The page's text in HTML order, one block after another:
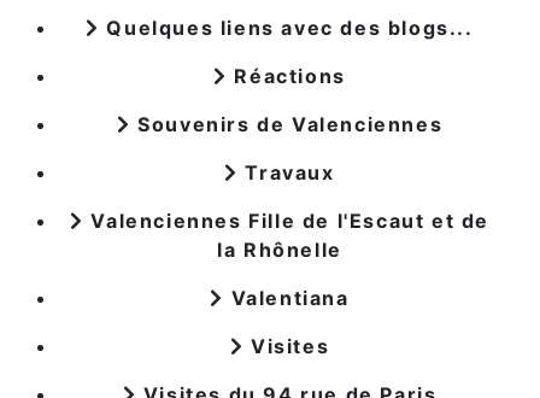
Quelques liens avec des blogs...
Réactions
Souvenirs de Valenciennes
Travaux
Valenciennes Fille de l'Escaut et de
la Rhônelle
Valentiana
Visites